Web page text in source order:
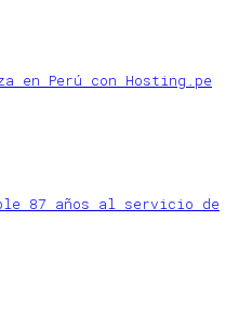
en Perú con Hosting.pe
87 años al servicio de